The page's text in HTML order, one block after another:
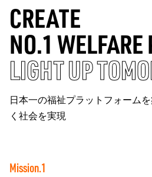
CREATE
NO.1 WELFARE
LIGHT UP
日本一の福祉プラットフォーム
く社会を実現
Mission.1